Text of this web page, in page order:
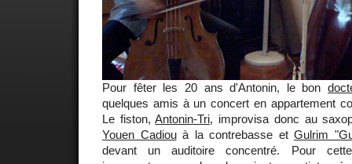
Pour fêter les 20 ans d'Antonin, le bon
quelques amis à un concert en appartement
Le fiston,Antonin-Tri, improvisa donc au
Youen Cadiouà la contrebasse et Gulrim
devant un auditoire concentré. Pour